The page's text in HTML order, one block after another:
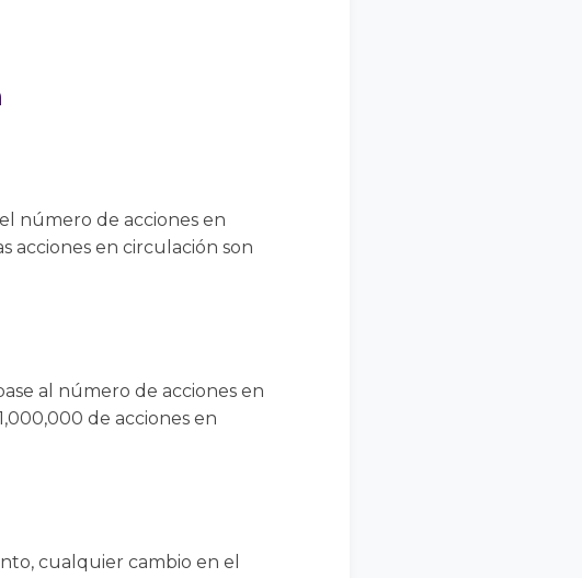
número de acciones en
acciones en circulación son
al número de acciones en
de acciones en
cualquier cambio en el